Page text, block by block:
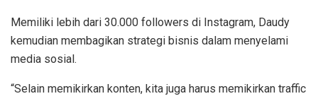
Memiliki lebih dari 30.000 followers di Instagram, Daudy
kemudian membagikan strategi bisnis dalam menyelami
media sosial.
“Selain memikirkan konten, kita juga harus memikirkan traffic